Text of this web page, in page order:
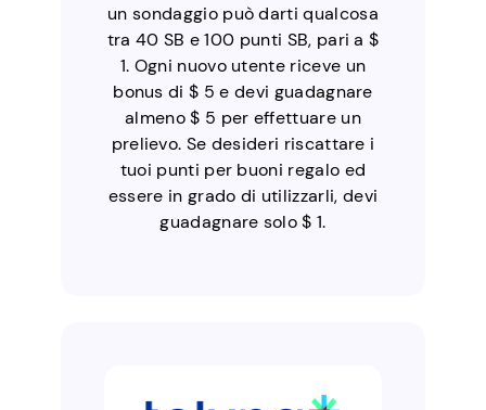
un sondaggio può darti qualcosa
tra 40 SB e 100 punti SB, pari a $
1. Ogni nuovo utente riceve un
bonus di $ 5 e devi guadagnare
almeno $ 5 per effettuare un
prelievo. Se desideri riscattare i
tuoi punti per buoni regalo ed
essere in grado di utilizzarli, devi
guadagnare solo $ 1.